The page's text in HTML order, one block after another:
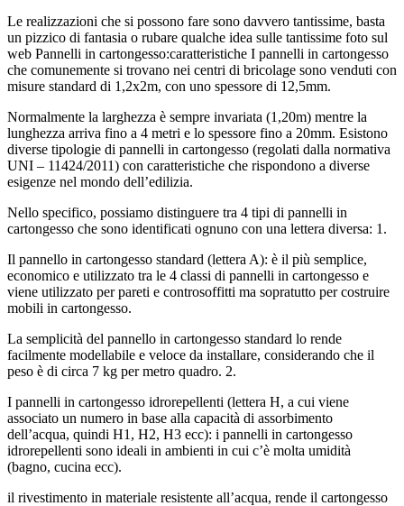
Le realizzazioni che si possono fare sono davvero tantissime, basta
un pizzico di fantasia o rubare qualche idea sulle tantissime foto sul
web Pannelli in cartongesso:caratteristiche I pannelli in cartongesso
che comunemente si trovano nei centri di bricolage sono venduti con
misure standard di 1,2x2m, con uno spessore di 12,5mm.
Normalmente la larghezza è sempre invariata (1,20m) mentre la
lunghezza arriva fino a 4 metri e lo spessore fino a 20mm. Esistono
diverse tipologie di pannelli in cartongesso (regolati dalla normativa
UNI – 11424/2011) con caratteristiche che rispondono a diverse
esigenze nel mondo dell’edilizia.
Nello specifico, possiamo distinguere tra 4 tipi di pannelli in
cartongesso che sono identificati ognuno con una lettera diversa: 1.
Il pannello in cartongesso standard (lettera A): è il più semplice,
economico e utilizzato tra le 4 classi di pannelli in cartongesso e
viene utilizzato per pareti e controsoffitti ma sopratutto per costruire
mobili in cartongesso.
La semplicità del pannello in cartongesso standard lo rende
facilmente modellabile e veloce da installare, considerando che il
peso è di circa 7 kg per metro quadro. 2.
I pannelli in cartongesso idrorepellenti (lettera H, a cui viene
associato un numero in base alla capacità di assorbimento
dell’acqua, quindi H1, H2, H3 ecc): i pannelli in cartongesso
idrorepellenti sono ideali in ambienti in cui c’è molta umidità
(bagno, cucina ecc).
il rivestimento in materiale resistente all’acqua, rende il cartongesso